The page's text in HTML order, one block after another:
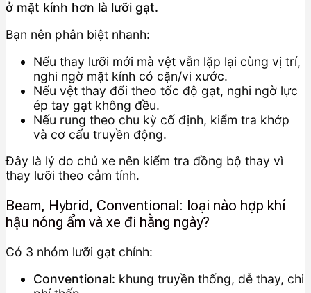
ở mặt kính hơn là lưỡi gạt.
Bạn nên phân biệt nhanh:
Nếu thay lưỡi mới mà vệt vẫn lặp lại cùng vị trí,
nghi ngờ mặt kính có cặn/vi xước.
Nếu vệt thay đổi theo tốc độ gạt, nghi ngờ lực
ép tay gạt không đều.
Nếu rung theo chu kỳ cố định, kiểm tra khớp
và cơ cấu truyền động.
Đây là lý do chủ xe nên kiểm tra đồng bộ thay vì
thay lưỡi theo cảm tính.
Beam, Hybrid, Conventional: loại nào hợp khí
hậu nóng ẩm và xe đi hằng ngày?
Có 3 nhóm lưỡi gạt chính:
Conventional: khung truyền thống, dễ thay, chi